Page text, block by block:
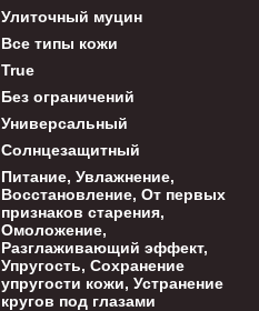
Улиточный муцин
Все типы кожи
True
Без ограничений
Универсальный
Солнцезащитный
Питание, Увлажнение,
Восстановление, От первых
признаков старения,
Омоложение,
Разглаживающий эффект,
Упругость, Сохранение
упругости кожи, Устранение
кругов под глазами